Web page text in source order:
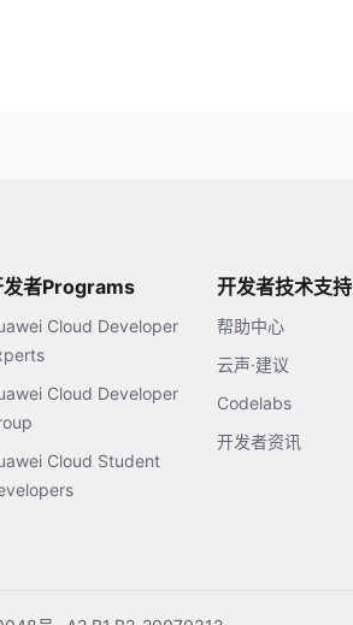
发者Programs
Cloud Developer
Cloud Developer
Cloud Student
开发者技术支持
帮助中心
云声·建议
Codelabs
开发者资讯